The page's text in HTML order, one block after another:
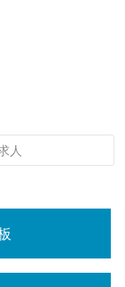
人